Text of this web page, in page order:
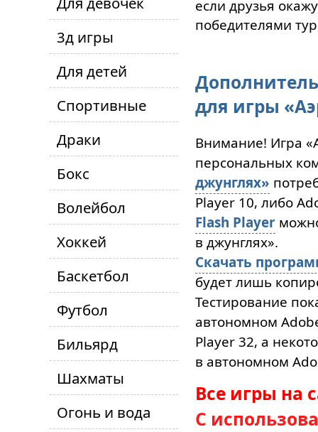
3д игры
Для детей
Спортивные
Драки
Бокс
Волейбол
Хоккей
Баскетбол
Футбол
Бильярд
Шахматы
Огонь и вода
если друзья
победителями
для игры
Внимание! Игра
персональных
джунглях»
Player 10, либо
Flash Player
в джунглях».
Скачать
будет лишь
Тестирование
автономном
Player 32, а
в автономном
Все игры на
С